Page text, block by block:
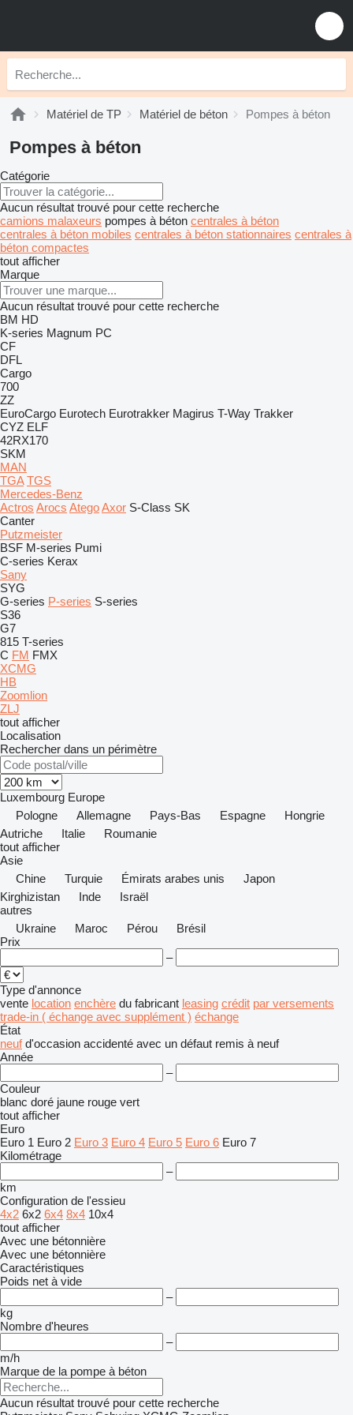
Matériel de TP Matériel de béton Pompes à béton
Pompes à béton
Catégorie
Aucun résultat trouvé pour cette recherche
camions malaxeurs pompes à béton centrales à béton
centrales à béton mobiles centrales à béton stationnaires centrales à
béton compactes
tout afficher
Marque
Aucun résultat trouvé pour cette recherche
BM HD
K-series Magnum PC
CF
DFL
Cargo
700
ZZ
EuroCargo Eurotech Eurotrakker Magirus T-Way Trakker
CYZ ELF
42RX170
SKM
MAN
TGA TGS
Mercedes-Benz
Actros Arocs AtegoAxor S-Class SK
Canter
Putzmeister
BSF M-series Pumi
C-series Kerax
Sany
SYG
G-series P-series S-series
S36
G7
815 T-series
C FM FMX
XCMG
HB
Zoomlion
ZLJ
tout afficher
Localisation
Rechercher dans un périmètre
Luxembourg Europe
Pologne
Allemagne Pays-Bas Espagne
Hongrie
Autriche
Italie
Roumanie
tout afficher
Asie
Chine
Turquie Émirats arabes unis
Japon
Kirghizistan
Inde
Israël
autres
Ukraine
Maroc Pérou
Brésil
Prix
–
Type d'annonce
vente location enchère du fabricant leasing crédit par versements
trade-in ( échange avec supplément ) échange
État
neuf d'occasion accidenté avec un défaut remis à neuf
Année
–
Couleur
blanc doré jaune rouge vert
tout afficher
Euro
Euro 1 Euro 2 Euro 3 Euro 4 Euro 5 Euro 6 Euro 7
Kilométrage
–
km
Configuration de l'essieu
4x2 6x2 6x4 8x4 10x4
tout afficher
Avec une bétonnière
Avec une bétonnière
Caractéristiques
Poids net à vide
–
kg
Nombre d'heures
–
m/h
Marque de la pompe à béton
Aucun résultat trouvé pour cette recherche